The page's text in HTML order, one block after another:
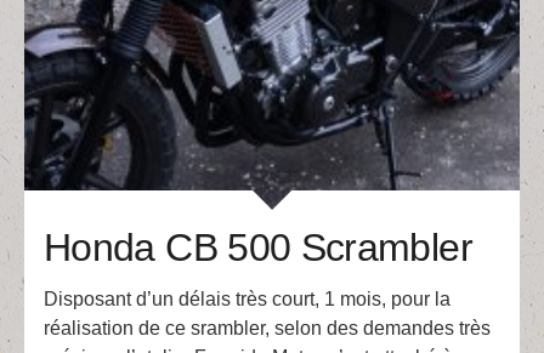
Honda CB 500 Scrambler
Disposant d’un délais très court, 1 mois, pour la
réalisation de ce srambler, selon des demandes très